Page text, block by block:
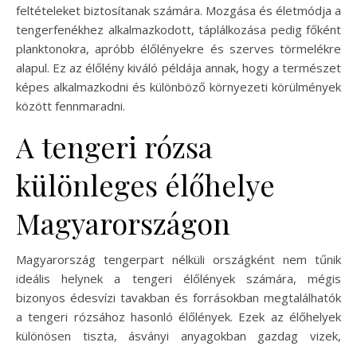
feltételeket biztosítanak számára. Mozgása és életmódja a
tengerfenékhez alkalmazkodott, táplálkozása pedig főként
planktonokra, apróbb élőlényekre és szerves törmelékre
alapul. Ez az élőlény kiváló példája annak, hogy a természet
képes alkalmazkodni és különböző környezeti körülmények
között fennmaradni.
A tengeri rózsa
különleges élőhelye
Magyarországon
Magyarország tengerpart nélküli országként nem tűnik
ideális helynek a tengeri élőlények számára, mégis
bizonyos édesvízi tavakban és forrásokban megtalálhatók
a tengeri rózsához hasonló élőlények. Ezek az élőhelyek
különösen tiszta, ásványi anyagokban gazdag vizek,